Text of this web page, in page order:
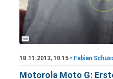
18.11.2013, 10:15 • Fabian
Motorola Moto G: